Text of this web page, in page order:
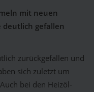
mit neuen
deutlich gefallen
zurückgefallen und
sich zuletzt um
bei den Heizöl-